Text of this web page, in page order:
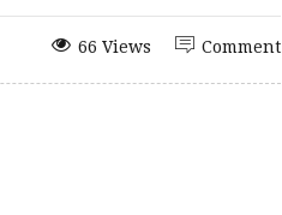
Comment
66 Views